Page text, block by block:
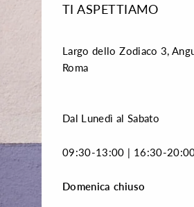
TI ASPETTIAMO
Largo dello Zodiaco 3,
Roma
Dal Lunedì al Sabato
09:30-13:00 | 16:30-
Domenica chiuso